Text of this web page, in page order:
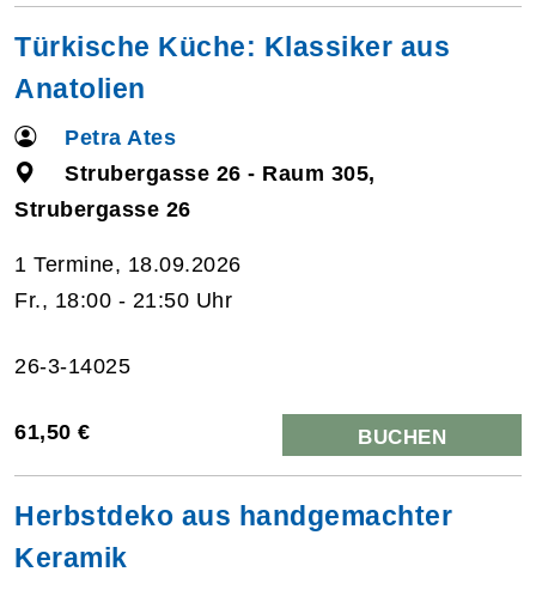
Türkische Küche: Klassiker aus
Anatolien
Petra Ates
Strubergasse 26 - Raum 305,
Strubergasse 26
1 Termine, 18.09.2026
Fr., 18:00 - 21:50 Uhr
26-3-14025
61,50 € BUCHEN
Herbstdeko aus handgemachter
Keramik